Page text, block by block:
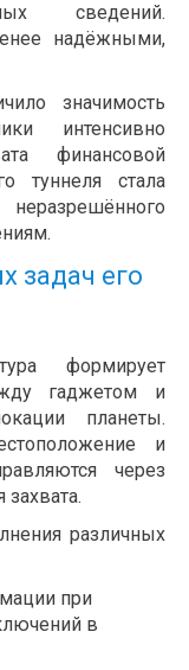
сведений.
надёжными,
значимость
интенсивно
финансовой
туннеля стала
задач его
формирует
гаджетом и
планеты.
и
через
различных
при
в